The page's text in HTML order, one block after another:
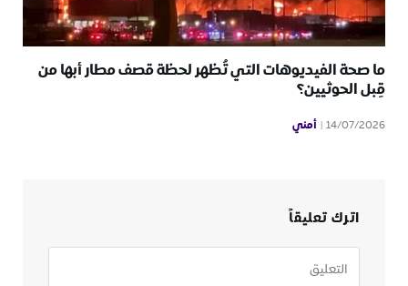
ما صحة الفيديوهات التي تُظهر لحظة قصف مطار أبها من
قِبل الحوثيين؟
14/07/2026 أمني
اترك تعليقاً